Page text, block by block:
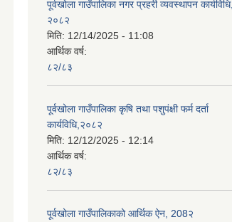
पूर्वखोला गाउँपालिका नगर प्रहरी व्यवस्थापन कार्यविधि,
२०८२
मिति: 12/14/2025 - 11:08
आर्थिक वर्ष:
८२/८३
पूर्वखोला गाउँपालिका कृषि तथा पशुपंक्षी फर्म दर्ता
कार्यविधि,२०८२
मिति: 12/12/2025 - 12:14
आर्थिक वर्ष:
८२/८३
पूर्वखोला गाउँपालिकाको आर्थिक ऐन, 208२